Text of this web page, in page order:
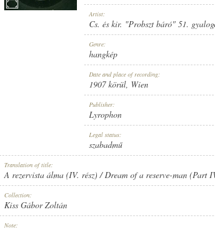
W.164.
Artist:
Cs. és kir. "Probszt báró" 51.
Genre:
hangkép
Date and place of recording:
1907 körül, Wien
Publisher:
Lyrophon
Legal status:
szabadmű
Translation of title:
A rezervista álma (IV. rész) / Dream of a reserve-man (Part
Collection:
Kiss Gábor Zoltán
Note: